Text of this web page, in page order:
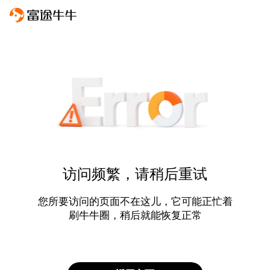
访问频繁，请稍后重试
您所要访问的页面不在这儿，它可能正忙着
刷牛牛圈，稍后就能恢复正常